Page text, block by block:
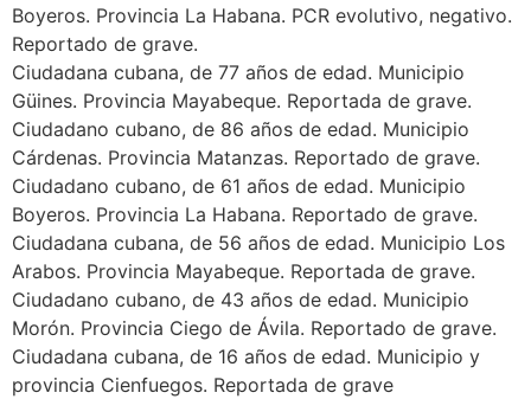
Boyeros. Provincia La Habana. PCR evolutivo, negativo.
Reportado de grave.
Ciudadana cubana, de 77 años de edad. Municipio
Güines. Provincia Mayabeque. Reportada de grave.
Ciudadano cubano, de 86 años de edad. Municipio
Cárdenas. Provincia Matanzas. Reportado de grave.
Ciudadano cubano, de 61 años de edad. Municipio
Boyeros. Provincia La Habana. Reportado de grave.
Ciudadana cubana, de 56 años de edad. Municipio Los
Arabos. Provincia Mayabeque. Reportada de grave.
Ciudadano cubano, de 43 años de edad. Municipio
Morón. Provincia Ciego de Ávila. Reportado de grave.
Ciudadana cubana, de 16 años de edad. Municipio y
provincia Cienfuegos. Reportada de grave